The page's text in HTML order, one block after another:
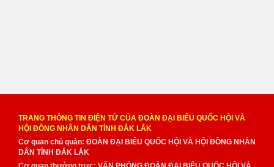
TRANG THÔNG TIN ĐIỆN TỬ CỦA ĐOÀN ĐẠI BIỂU QUỐC HỘI VÀ
HỘI ĐỒNG NHÂN DÂN TỈNH ĐẮK LẮK
Cơ quan chủ quản: ĐOÀN ĐẠI BIỂU QUỐC HỘI VÀ HỘI ĐỒNG NHÂN
DÂN TỈNH ĐẮK LẮK
Cơ quan thường trực: VĂN PHÒNG ĐOÀN ĐẠI BIỂU QUỐC HỘI VÀ